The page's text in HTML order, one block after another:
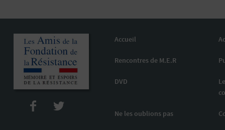
Accueil
Rencontres de M.E.R
DVD
Ne les oublions pas